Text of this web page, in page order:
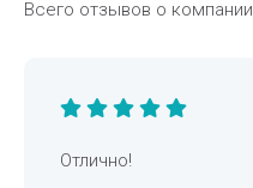
Всего отзывов о компании
Отлично!